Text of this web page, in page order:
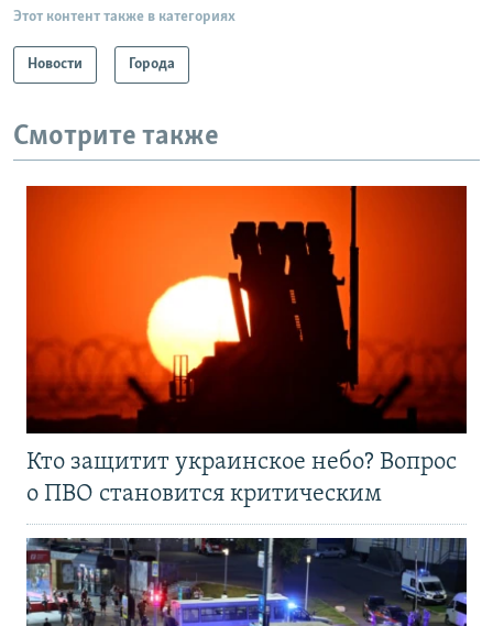
Этот контент также в категориях
Новости Города
Смотрите также
Кто защитит украинское небо? Вопрос
о ПВО становится критическим